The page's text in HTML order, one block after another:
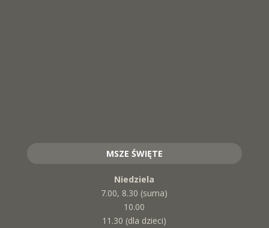
MSZE ŚWIĘTE
Niedziela
7.00, 8.30 (suma)
10.00
11.30 (dla dzieci)